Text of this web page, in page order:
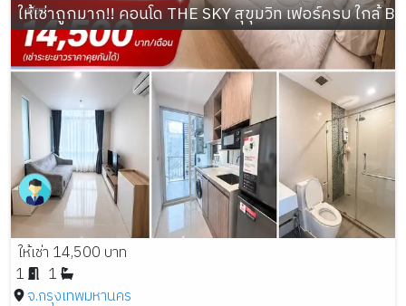
ให้เช่าถูกมาก!! คอนโด THE SKY สุขุมวิท เฟอร์ครบ ใกล้
ให้เช่า 14,500 บาท
1
1
จ.กรุงเทพมหานคร